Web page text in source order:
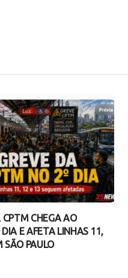
CPTM CHEGA AO
E AFETA LINHAS 11,
SÃO PAULO